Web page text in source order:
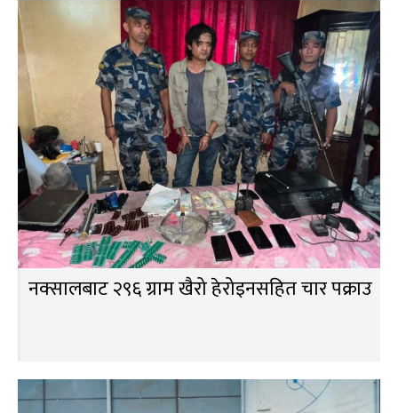
नक्सालबाट २९६ ग्राम खैरो हेरोइनसहित चार पक्राउ